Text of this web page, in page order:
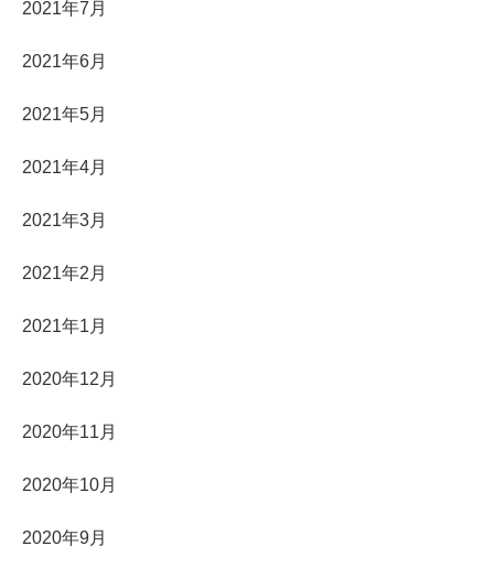
2021年7月
2021年6月
2021年5月
2021年4月
2021年3月
2021年2月
2021年1月
2020年12月
2020年11月
2020年10月
2020年9月